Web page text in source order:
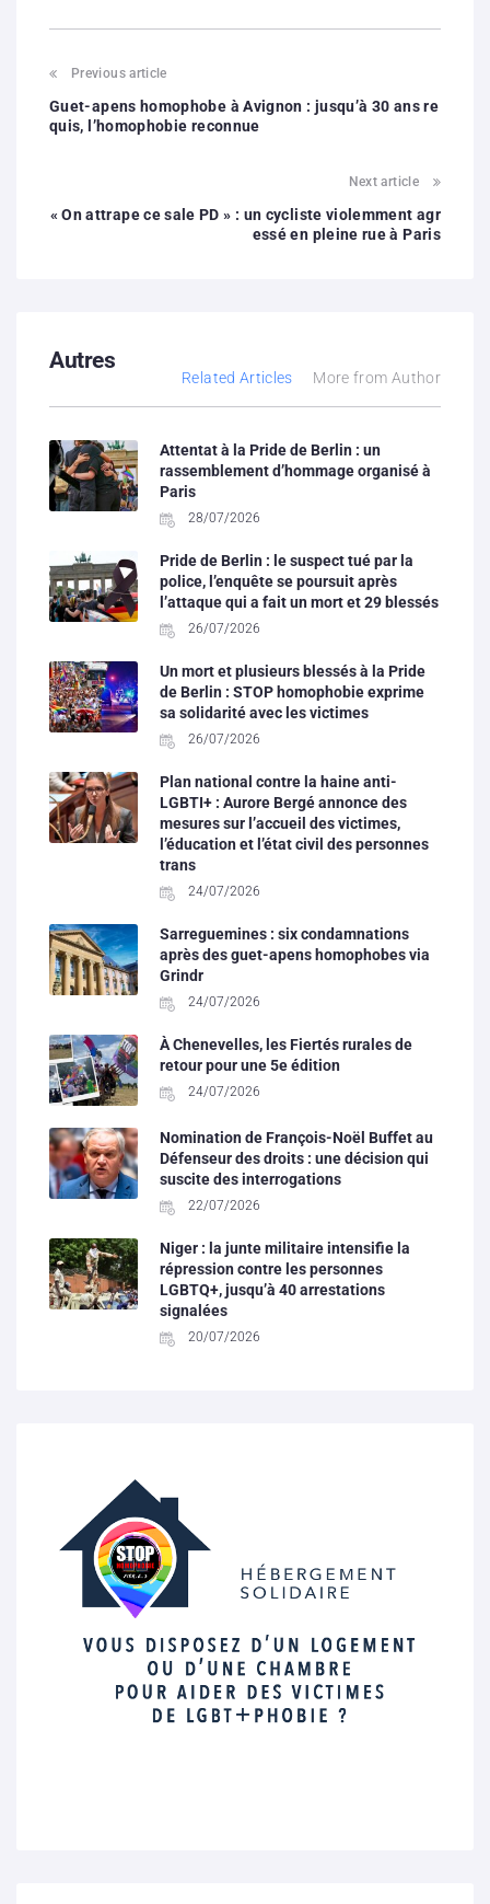
Previous article
Guet-apens homophobe à Avignon : jusqu’à 30 ans re
quis, l’homophobie reconnue
Next article
« On attrape ce sale PD » : un cycliste violemment agr
essé en pleine rue à Paris
Autres
Related Articles More from Author
Attentat à la Pride de Berlin : un
rassemblement d’hommage organisé à
Paris
28/07/2026
Pride de Berlin : le suspect tué par la
police, l’enquête se poursuit après
l’attaque qui a fait un mort et 29 blessés
26/07/2026
Un mort et plusieurs blessés à la Pride
de Berlin : STOP homophobie exprime
sa solidarité avec les victimes
26/07/2026
Plan national contre la haine anti-
LGBTI+ : Aurore Bergé annonce des
mesures sur l’accueil des victimes,
l’éducation et l’état civil des personnes
trans
24/07/2026
Sarreguemines : six condamnations
après des guet-apens homophobes via
Grindr
24/07/2026
À Chenevelles, les Fiertés rurales de
retour pour une 5e édition
24/07/2026
Nomination de François-Noël Buffet au
Défenseur des droits : une décision qui
suscite des interrogations
22/07/2026
Niger : la junte militaire intensifie la
répression contre les personnes
LGBTQ+, jusqu’à 40 arrestations
signalées
20/07/2026